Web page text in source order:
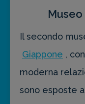
Museo
Il secondo
Giappone ,
moderna
sono esposte